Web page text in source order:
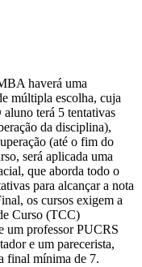
haverá uma
múltipla escolha, cuja
terá 5 tentativas
da disciplina),
(até o fim do
será aplicada uma
que aborda todo o
para alcançar a nota
os cursos exigem a
Curso (TCC)
um professor PUCRS
e um parecerista,
final mínima de 7.